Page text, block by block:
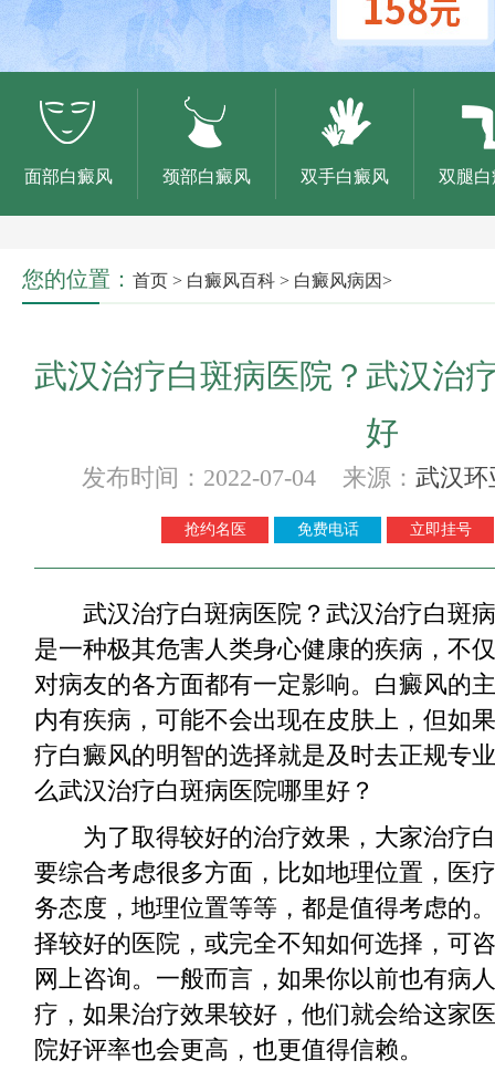
面部白癜风 颈部白癜风 双手白癜风 双腿
您的位置： 首页 > 白癜风百科 > 白癜风病因>
武汉治疗白斑病医院？武汉治
好
发布时间：2022-07-04 来源： 武汉环
抢约名医 免费电话 立即挂号
武汉治疗白斑病医院？武汉治疗白斑病
是一种极其危害人类身心健康的疾病，不
对病友的各方面都有一定影响。白癜风的
内有疾病，可能不会出现在皮肤上，但如
疗白癜风的明智的选择就是及时去正规专
么武汉治疗白斑病医院哪里好？
为了取得较好的治疗效果，大家治疗白
要综合考虑很多方面，比如地理位置，医
务态度，地理位置等等，都是值得考虑的
择较好的医院，或完全不知如何选择，可
网上咨询。一般而言，如果你以前也有病
疗，如果治疗效果较好，他们就会给这家
院好评率也会更高，也更值得信赖。